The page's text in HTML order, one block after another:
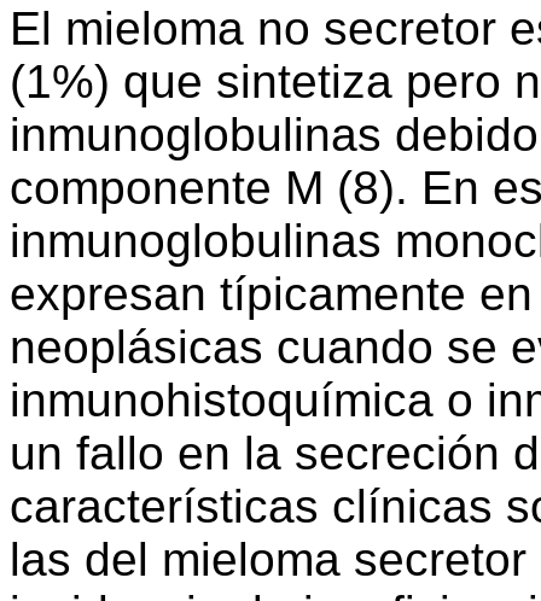
El mieloma no secretor
(1%) que sintetiza pero
inmunoglobulinas
componente M (8). En
inmunoglobulinas
expresan típicamente
neoplásicas cuando se
inmunohistoquímica o
un fallo en la secreción
características clínicas
las del mieloma